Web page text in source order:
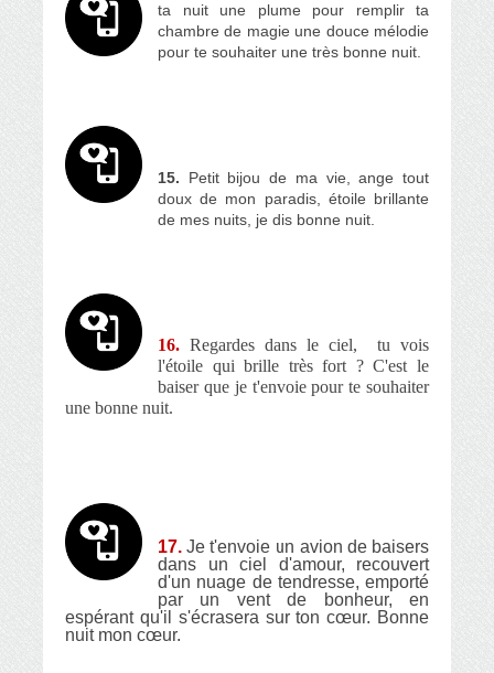
ta nuit une plume pour remplir ta
chambre de magie une douce mélodie
pour te souhaiter une très bonne nuit.
15. Petit bijou de ma vie, ange tout
doux de mon paradis, étoile brillante
de mes nuits, je dis bonne nuit.
16. Regardes dans le ciel, tu vois
l'étoile qui brille très fort ? C'est le
baiser que je t'envoie pour te souhaiter
une bonne nuit.
17. Je t'envoie un avion de baisers
dans un ciel d'amour, recouvert
d'un nuage de tendresse, emporté
par un vent de bonheur, en
espérant qu'il s'écrasera sur ton cœur. Bonne
nuit mon cœur.